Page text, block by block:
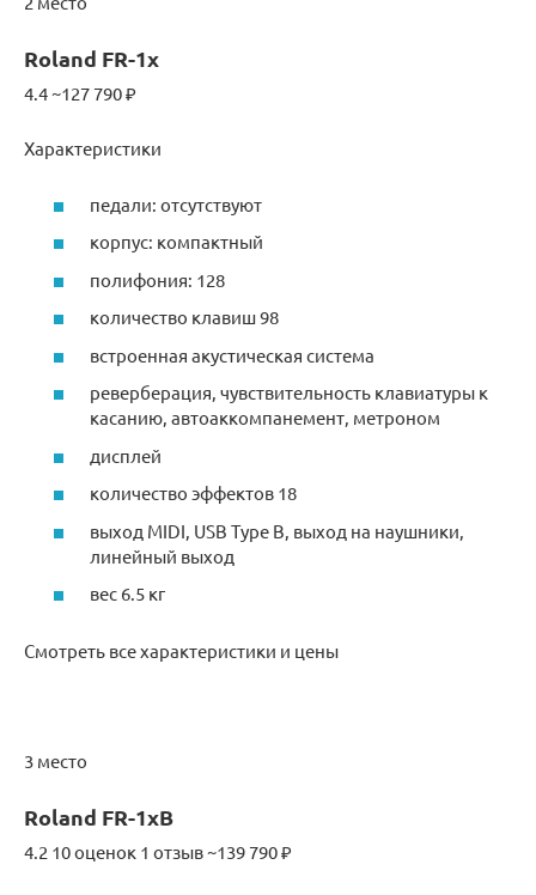
Roland FR-1x
4.4 ~127 790 ₽
Характеристики
педали: отсутствуют
корпус: компактный
полифония: 128
количество клавиш 98
встроенная акустическая система
реверберация, чувствительность клавиатуры к
касанию, автоаккомпанемент, метроном
дисплей
количество эффектов 18
выход MIDI, USB Type B, выход на наушники,
линейный выход
вес 6.5 кг
Смотреть все характеристики и цены
3 место
Roland FR-1xB
4.2 10 оценок 1 отзыв ~139 790 ₽